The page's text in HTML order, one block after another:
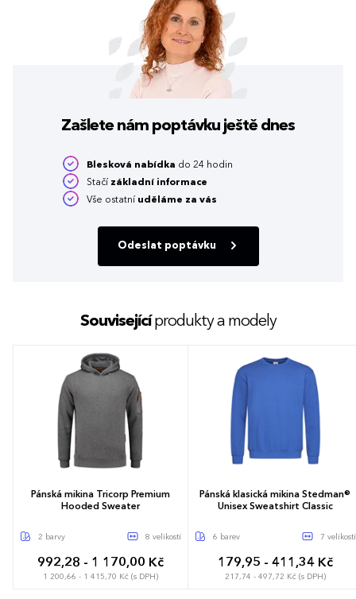
Zašlete nám poptávku ještě dnes
Blesková nabídka do 24 hodin
Stačí základní informace
Vše ostatní uděláme za vás
Odeslat poptávku
Souvisejícíprodukty a modely
Pánská mikina Tricorp Premium
Hooded Sweater
2 barvy 8 velikostí
992,28 - 1 170,00 Kč
1 200,66 - 1 415,70 Kč (s DPH)
Pánská klasická mikina Stedman®
Unisex Sweatshirt Classic
6 barev 7 velikostí
179,95 - 411,34 Kč
217,74 - 497,72 Kč (s DPH)